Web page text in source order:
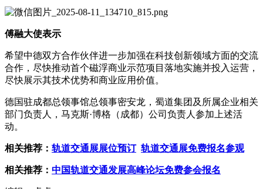
傅融大使表示
希望中德双方合作伙伴进一步加强在科技创新领域方面的交流
合作，尽快推动首个磁浮商业示范项目落地实施并投入运营，
尽快展示其技术优势和商业应用价值。
德国驻成都总领事馆总领事密安龙，蜀道集团及所属企业相关
部门负责人，马克斯·博格（成都）公司负责人参加上述活
动。
相关推荐： 轨道交通展展位预订 轨道交通展免费报名参观
相关推荐： 中国轨道交通发展高峰论坛免费参会报名